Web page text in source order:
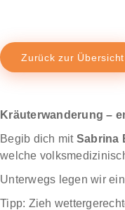
Zurück zur Übersicht
Kräuterwanderung –
Begib dich mit Sabrina
welche
Unterwegs legen wir
Tipp: Zieh